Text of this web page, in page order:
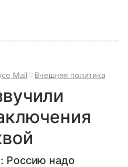
Mail Внешняя политика
Россию надо